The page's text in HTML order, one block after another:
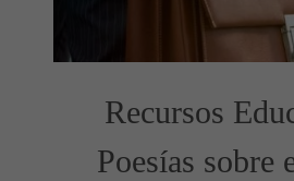
Recursos
Poesías sobre